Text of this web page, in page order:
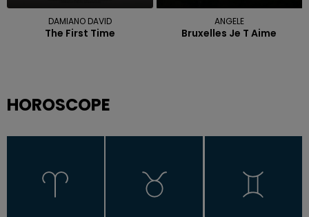
DAMIANO DAVID
The First Time
ANGELE
Bruxelles Je T Aime
HOROSCOPE